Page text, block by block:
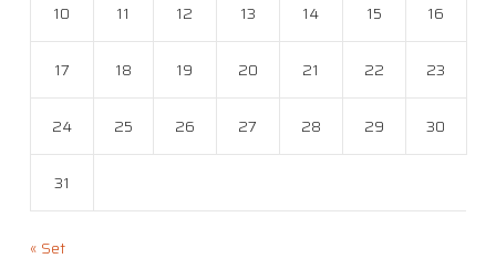
10 11 12 13 14 15 16
17 18 19 20 21 22 23
24 25 26 27 28 29 30
31
« Set